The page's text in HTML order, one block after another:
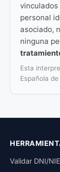
personal
asociado,
ninguna
Esta
Española
Validar DNI/NIE